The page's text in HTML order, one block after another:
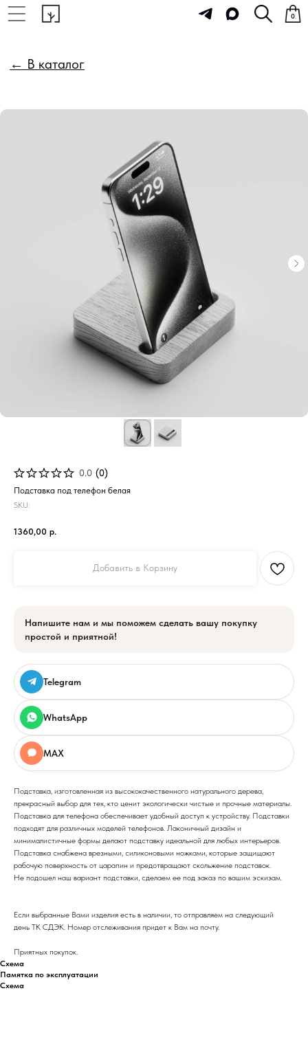
0
0.0 (0)
Подставка под телефон белая
SKU:
1360,00 р.
Добавить в Корзину
Напишите нам и мы поможем сделать вашу покупку
простой и приятной!
Telegram
WhatsApp
MAX
Подставка, изготовленная из высококачественного натурального дерева,
прекрасный выбор для тех, кто ценит экологически чистые и прочные материалы.
Подставка для телефона обеспечивает удобный доступ к устройству. Подставки
подходят для различных моделей телефонов. Лаконичный дизайн и
минималистичные формы делают подставку идеальной для любых интерьеров.
Подставка снабжена врезными, силиконовыми ножками, которые защищают
рабочую поверхность от царапин и предотвращают скольжение подставок.
Не подошел наш вариант подставки, сделаем ее под заказ по вашим эскизам.
Если выбранные Вами изделия есть в наличии, то отправляем на следующий
день ТК СДЭК. Номер отслеживания придет к Вам на почту.
Приятных покупок.
Схема
Памятка по эксплуатации
Схема